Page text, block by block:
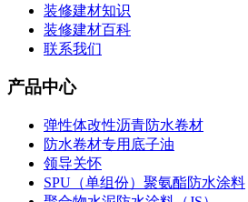
装修建材知识
装修建材百科
联系我们
产品中心
弹性体改性沥青防水卷材
防水卷材专用底子油
领导关怀
SPU（单组份）聚氨酯防水涂料